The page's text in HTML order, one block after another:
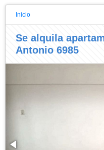
Inicio
Se alquila
Antonio 6985